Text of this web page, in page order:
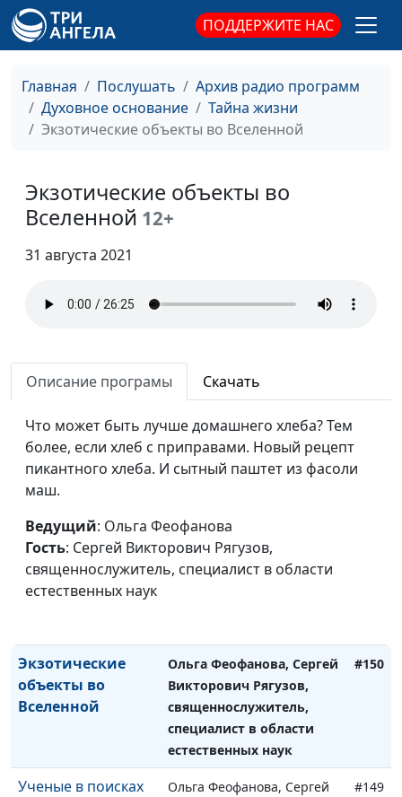
ПОДДЕРЖИТЕ НАС
Главная Послушать
Архив радио программ
Духовное основание
Тайна жизни
Экзотические объекты во Вселенной
Экзотические объекты во
Вселенной 12+
31 августа 2021
Описание програмы Скачать
Что может быть лучше домашнего хлеба? Тем
более, если хлеб с приправами. Новый рецепт
пикантного хлеба. И сытный паштет из фасоли
маш.
Ведущий: Ольга Феофанова
Гость: Сергей Викторович Рягузов,
священнослужитель, специалист в области
естественных наук
естественных наук
Опасность
Ольга Феофанова, Сергей
священнослужитель,
специалист в области
естественных наук
#155
суеверия
Викторович Рягузов,
священнослужитель,
Научные факты в
Библии
Ольга Феофанова, Сергей
специалист в области
естественных наук
#153
Библия и
современный
скептицизм
Ольга Феофанова, Сергей
Викторович Рягузов,
священнослужитель,
Возможны ли
космические
путешествия?
Ольга Феофанова, Сергей
Викторович Рягузов,
Экзотические
объекты во
Вселенной
Ольга Феофанова, Сергей
Викторович Рягузов,
священнослужитель,
специалист в области
естественных наук
#150
Ученые в поисках
Ольга Феофанова, Сергей
#149